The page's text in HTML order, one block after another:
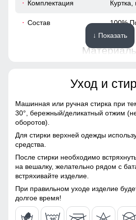
Ветрозащитная планка нужна для
холодного воздуха который может
через молнию куртки.
Водонепроницаемость:
Ткань куртки обработана
снаружи и антибактериальной
Водонепроницаемая мембрана
Комплектация
Состав 100%
Материал подкладки
капюшона
Материал наполнителя
Особенность ткани
ткань
↓ Показать
Уход и
Машинная или ручная стирка при
30°, бережный/деликатный отжим
оборотов).
Для стирки верхней одежды
средства.
После стирки необходимо
на вешалку, желательно рядом с
встряхивайте изделие.
При правильном уходе изделие
долгое время!